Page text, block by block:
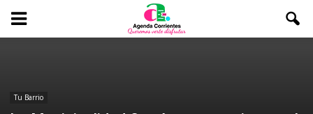
Tu Barrio